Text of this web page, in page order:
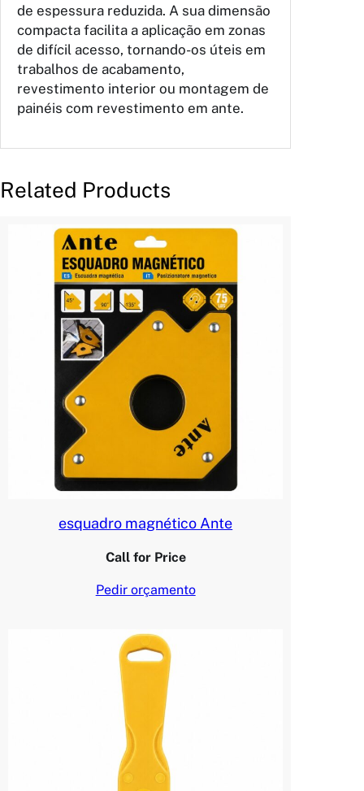
de espessura reduzida. A sua dimensão
compacta facilita a aplicação em zonas
de difícil acesso, tornando-os úteis em
trabalhos de acabamento,
revestimento interior ou montagem de
painéis com revestimento em ante.
Related Products
esquadro magnético Ante
Call for Price
Pedir orçamento